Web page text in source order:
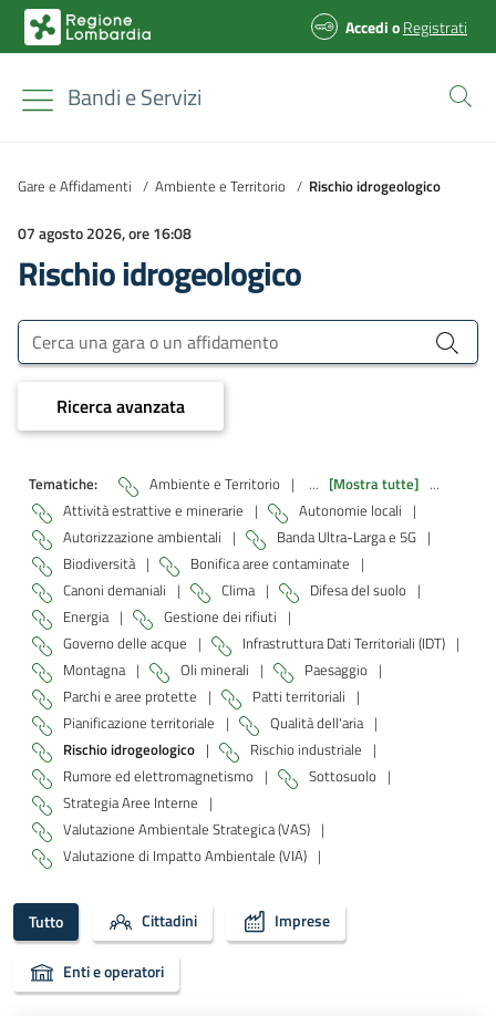
AccedioRegistrati
Bandi e Servizi
Gare e Affidamenti / Ambiente e Territorio / Rischio idrogeologico
07 agosto 2026, ore 16:08
Rischio idrogeologico
Bandi e Servizi
Cerca una gara o un affidamento
Ricerca avanzata
Tematiche: Ambiente e Territorio | ... [Mostra tutte] ...
Attività estrattive e minerarie | Autonomie locali |
Autorizzazione ambientali | Banda Ultra-Larga e 5G |
Biodiversità | Bonifica aree contaminate |
Canoni demaniali | Clima | Difesa del suolo |
Energia | Gestione dei rifiuti |
Governo delle acque | Infrastruttura Dati Territoriali (IDT) |
Montagna | Oli minerali | Paesaggio |
Parchi e aree protette | Patti territoriali |
Pianificazione territoriale | Qualità dell'aria |
Rischio idrogeologico | Rischio industriale |
Rumore ed elettromagnetismo | Sottosuolo |
Strategia Aree Interne |
Valutazione Ambientale Strategica (VAS) |
Valutazione di Impatto Ambientale (VIA) |
Tutto Cittadini Imprese
Enti e operatori